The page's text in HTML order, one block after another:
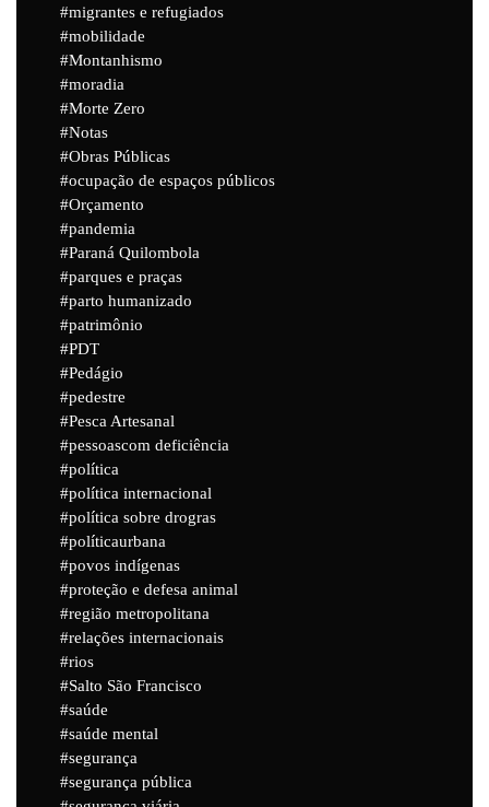
migrantes e refugiados
mobilidade
Montanhismo
moradia
Morte Zero
Notas
Obras Públicas
ocupação de espaços públicos
Orçamento
pandemia
Paraná Quilombola
parques e praças
parto humanizado
patrimônio
PDT
Pedágio
pedestre
Pesca Artesanal
pessoascom deficiência
política
política internacional
política sobre drogras
políticaurbana
povos indígenas
proteção e defesa animal
região metropolitana
relações internacionais
rios
Salto São Francisco
saúde
saúde mental
segurança
segurança pública